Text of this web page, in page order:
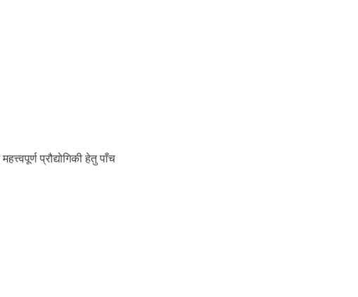
प्रौद्योगिकी हेतु पाँच